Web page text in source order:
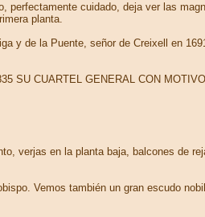
perfectamente cuidado, deja ver las
planta.
y de la Puente, señor de Creixell en
SU CUARTEL GENERAL CON
verjas en la planta baja, balcones de
Vemos también un gran escudo